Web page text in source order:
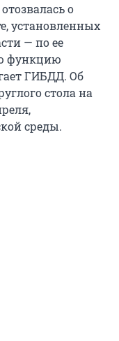
о
установленных
— по ее
функцию
ГИБДД. Об
стола на
среды.